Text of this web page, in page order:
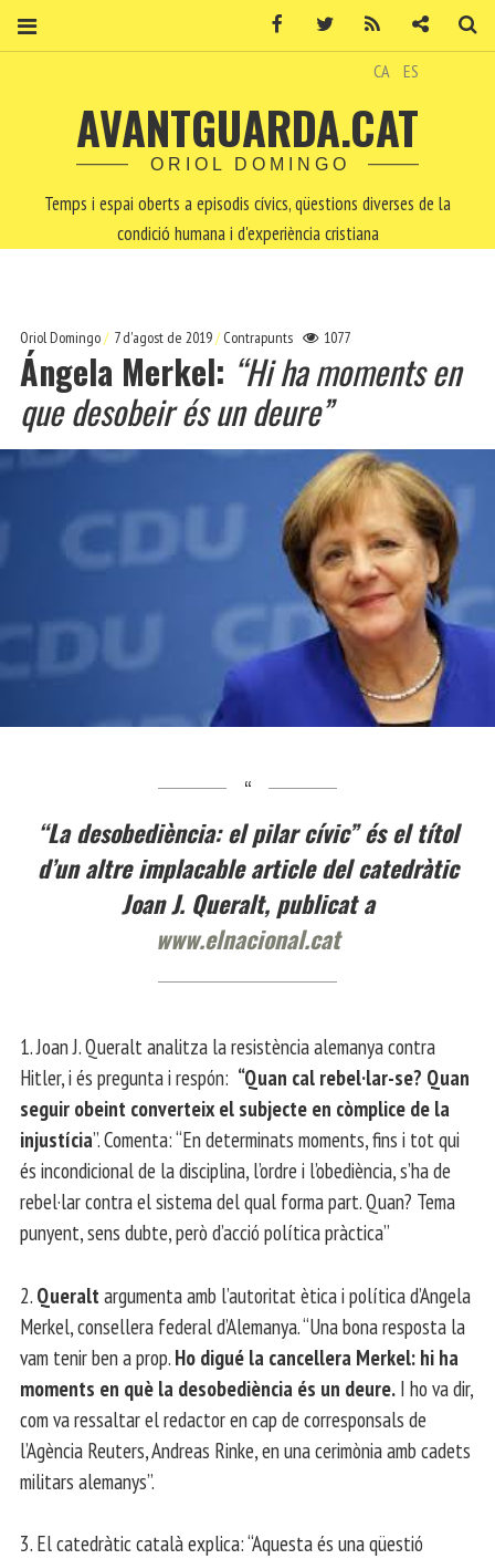
CA ES
AVANTGUARDA.CAT
ORIOL DOMINGO
Temps i espai oberts a episodis cívics, qüestions diverses de la
condició humana i d'experiència cristiana
Oriol Domingo 7 d'agost de 2019 Contrapunts 1077
Ángela Merkel: “Hi ha moments en
que desobeir és un deure”
“La desobediència: el pilar cívic” és el títol
d’un altre implacable article del catedràtic
Joan J. Queralt, publicat a
www.elnacional.cat
1. Joan J. Queralt analitza la resistència alemanya contra
Hitler, i és pregunta i respón: “Quan cal rebel·lar-se? Quan
seguir obeint converteix el subjecte en còmplice de la
injustícia”. Comenta: “En determinats moments, fins i tot qui
és incondicional de la disciplina, l’ordre i l’obediència, s’ha de
rebel·lar contra el sistema del qual forma part. Quan? Tema
punyent, sens dubte, però d’acció política pràctica”
2. Queralt argumenta amb l’autoritat ètica i política d’Angela
Merkel, consellera federal d’Alemanya. “Una bona resposta la
vam tenir ben a prop. Ho digué la cancellera Merkel: hi ha
moments en què la desobediència és un deure. I ho va dir,
com va ressaltar el redactor en cap de corresponsals de
l’Agència Reuters, Andreas Rinke, en una cerimònia amb cadets
militars alemanys”.
3. El catedràtic català explica: “Aquesta és una qüestió
Facebook Twitter Contacte